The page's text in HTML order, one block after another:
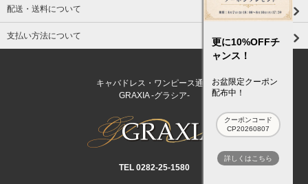
配送・送料について
支払い方法について
キャバドレス・ワンピース通販
GRAXIA -グラシア-
TEL 0282‐25‐1580
更に10%OFFチ
ャンス！
お盆限定クーポン
配布中！
クーポンコード
CP20260807
詳しくはこちら